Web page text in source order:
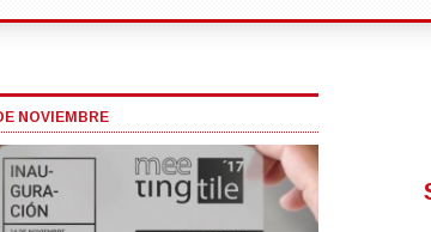
NOVIEMBRE